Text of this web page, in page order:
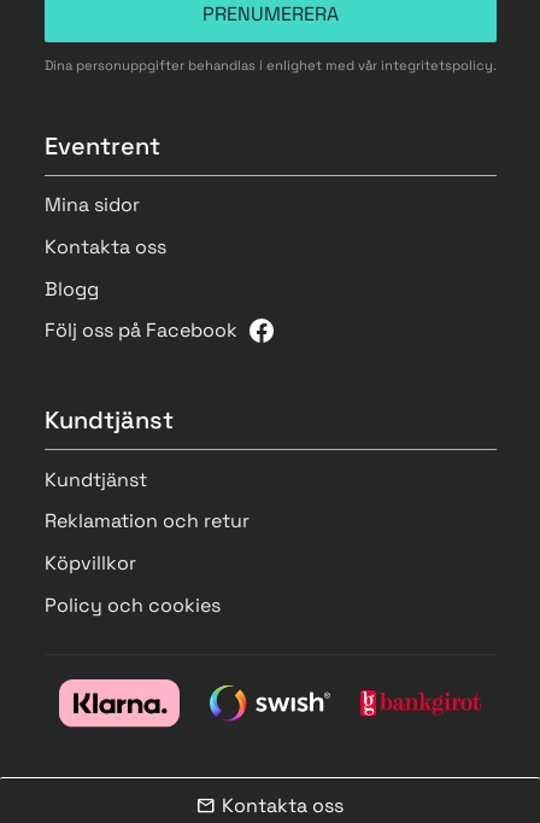
PRENUMERERA
Dina personuppgifter behandlas i enlighet med vår integritetspolicy.
Eventrent
Mina sidor
Kontakta oss
Blogg
Följ oss på Facebook
Kundtjänst
Kundtjänst
Reklamation och retur
Köpvillkor
Policy och cookies
mail Kontakta oss